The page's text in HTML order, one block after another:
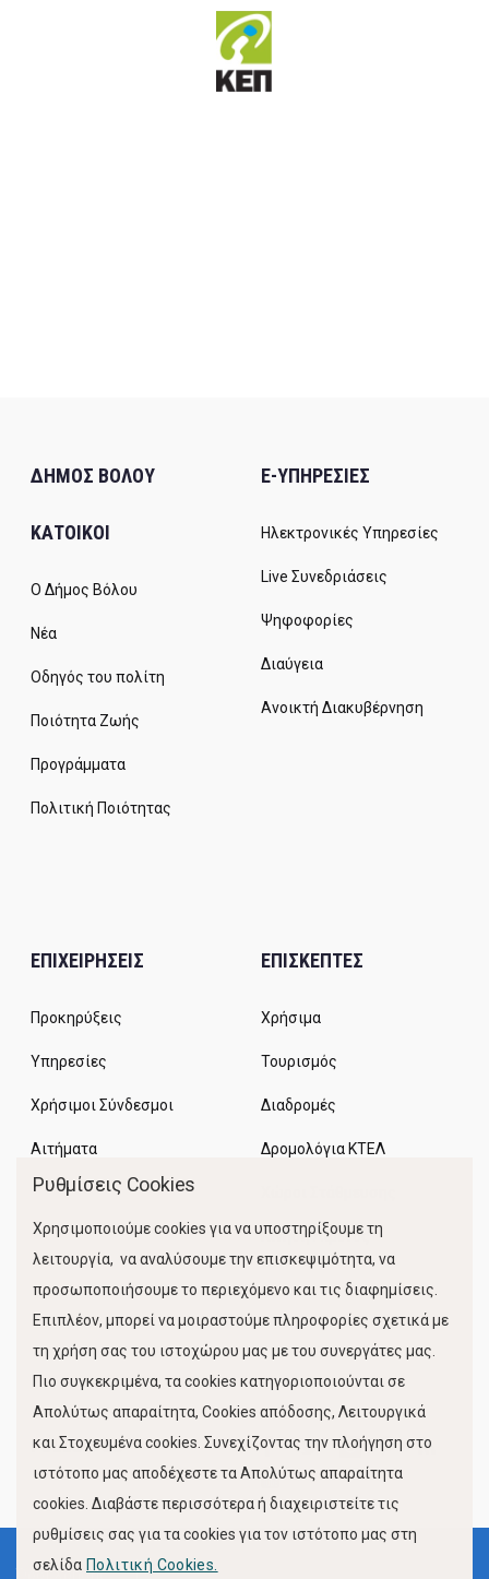
ΔΗΜΟΣ ΒΟΛΟΥ
ΚΑΤΟΙΚΟΙ
Ο Δήμος Βόλου
Νέα
Οδηγός του πολίτη
Ποιότητα Ζωής
Προγράμματα
Πολιτική Ποιότητας
E-ΥΠΗΡΕΣΙΕΣ
Ηλεκτρονικές Υπηρεσίες
Live Συνεδριάσεις
Ψηφοφορίες
Διαύγεια
Ανοικτή Διακυβέρνηση
ΕΠΙΧΕΙΡΗΣΕΙΣ
Προκηρύξεις
Υπηρεσίες
Χρήσιμοι Σύνδεσμοι
Αιτήματα
ΕΠΙΣΚΕΠΤΕΣ
Χρήσιμα
Τουρισμός
Διαδρομές
Δρομολόγια ΚΤΕΛ
Κίνηση Λιμένος
FOLLOW US
Όροι Χρήσης
Ρυθμίσεις Cookies
Χρησιμοποιούμε cookies για να υποστηρίξουμε τη
λειτουργία, να αναλύσουμε την επισκεψιμότητα, να
προσωποποιήσουμε το περιεχόμενο και τις διαφημίσεις.
Επιπλέον, μπορεί να μοιραστούμε πληροφορίες σχετικά με
τη χρήση σας του ιστοχώρου μας με του συνεργάτες μας.
Πιο συγκεκριμένα, τα cookies κατηγοριοποιούνται σε
Απολύτως απαραίτητα, Cookies απόδοσης, Λειτουργικά
και Στοχευμένα cookies. Συνεχίζοντας την πλοήγηση στο
ιστότοπο μας αποδέχεστε τα Απολύτως απαραίτητα
cookies. Διαβάστε περισσότερα ή διαχειριστείτε τις
ρυθμίσεις σας για τα cookies για τον ιστότοπο μας στη
σελίδα Πολιτική Cookies.